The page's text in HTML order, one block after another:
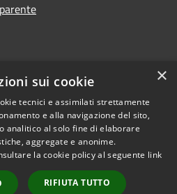
Copyright © 2026 • Comune di
Barbariga • Powered by
Municipium•
Accesso
×
sui cookie
tecnici e assimilati strettamente
e alla navigazione del sito,
analitico al solo fine di elaborare
aggregate e anonime.
la cookie policy al seguente link
RIFIUTA TUTTO